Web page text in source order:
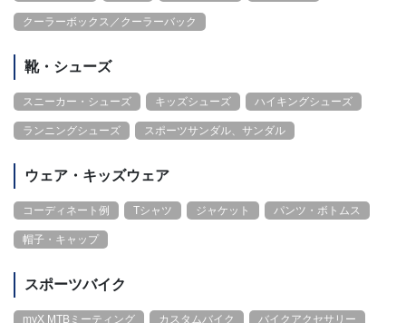
クーラーボックス／クーラーバック
靴・シューズ
スニーカー・シューズ キッズシューズ ハイキングシューズ
ランニングシューズ スポーツサンダル、サンダル
ウェア・キッズウェア
コーディネート例 Tシャツ ジャケット パンツ・ボトムス
帽子・キャップ
スポーツバイク
myX MTBミーティング カスタムバイク バイクアクセサリー